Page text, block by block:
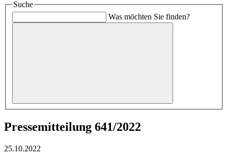
Suche
Was möchten Sie finden?
Pressemitteilung 641/2022
25.10.2022